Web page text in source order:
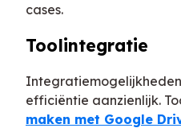
cases.
Toolintegratie
efficiëntie aanzienlijk.
maken met Google